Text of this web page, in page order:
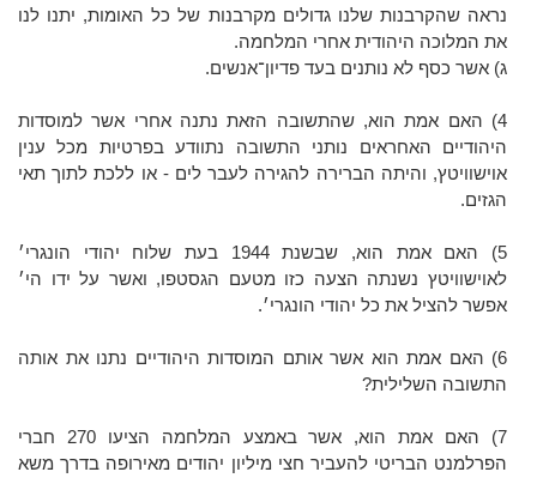
נראה שהקרבנות שלנו גדולים מקרבנות של כל האומות, יתנו לנו
את המלוכה היהודית אחרי המלחמה.
ג) אשר כסף לא נותנים בעד פדיון־אנשים.
4) האם אמת הוא, שהתשובה הזאת נתנה אחרי אשר למוסדות
היהודיים האחראים נותני התשובה נתוודע בפרטיות מכל ענין
אוישוויטץ, והיתה הברירה להגירה לעבר לים - או ללכת לתוך תאי
הגזים.
5) האם אמת הוא, שבשנת 1944 בעת שלוח יהודי הונגרי׳
לאוישוויטץ נשנתה הצעה כזו מטעם הגסטפו, ואשר על ידו הי׳
אפשר להציל את כל יהודי הונגרי׳.
6) האם אמת הוא אשר אותם המוסדות היהודיים נתנו את אותה
התשובה השלילית?
7) האם אמת הוא, אשר באמצע המלחמה הציעו 270 חברי
הפרלמנט הבריטי להעביר חצי מיליון יהודים מאירופה בדרך משא